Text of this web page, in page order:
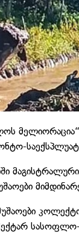
სასოფლო-